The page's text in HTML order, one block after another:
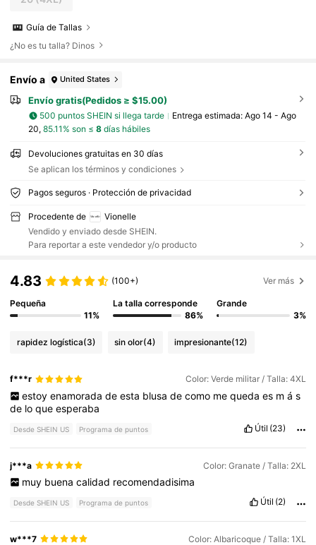
Guía de Tallas
¿No es tu talla? Dinos
Envío a United States
Envío gratis(Pedidos ≥ $15.00)
500 puntos SHEIN si llega tarde Entrega estimada: Ago 14 - Ago
20, 85.11% son ≤ 8días hábiles
Devoluciones gratuitas en 30 días
Se aplican los términos y condiciones
Pagos seguros · Protección de privacidad
Procedente de
Vionelle
Vendido y enviado desde SHEIN.
Para reportar a este vendedor y/o producto
4.83 (100+) Ver más
Pequeña
11%
La talla corresponde
86%
Grande
3%
rapidez logística(3) sin olor(4) impresionante(12)
f***r Color: Verde militar / Talla: 4XL
estoy enamorada de esta blusa de como me queda es m á s
de loqueesperaba
Desde SHEIN US Programa de puntos Útil (23)
j***a Color: Granate / Talla: 2XL
muy buena calidad recomendadisima
Desde SHEIN US Programa de puntos Útil (2)
w***7 Color: Albaricoque / Talla: 1XL